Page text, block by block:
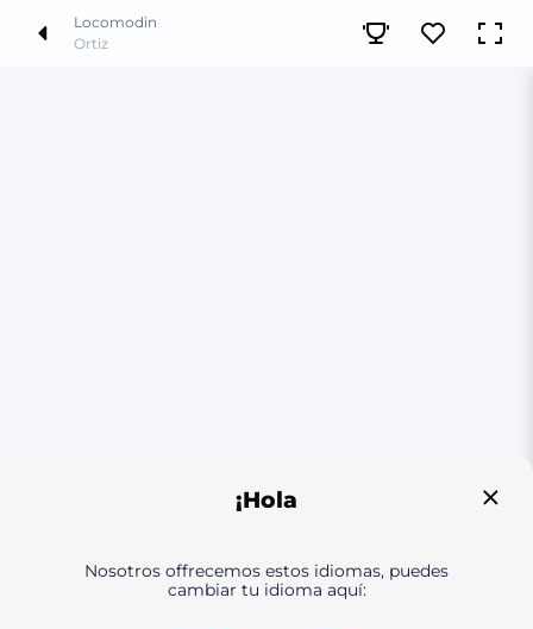
Locomodin
Ortiz
¡Hola
Nosotros offrecemos estos idiomas, puedes
cambiar tu idioma aquí: